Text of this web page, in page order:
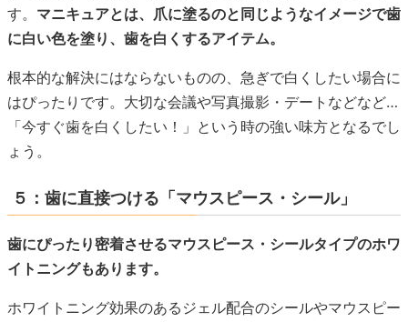
す。 マニキュアとは、爪に塗るのと同じようなイメージで歯
に白い色を塗り、歯を白くするアイテム。
根本的な解決にはならないものの、急ぎで白くしたい場合に
はぴったりです。大切な会議や写真撮影・デートなどなど…
「今すぐ歯を白くしたい！」という時の強い味方となるでし
ょう。
５：歯に直接つける「マウスピース・シール」
歯にぴったり密着させるマウスピース・シールタイプのホワ
イトニングもあります。
ホワイトニング効果のあるジェル配合のシールやマウスピー